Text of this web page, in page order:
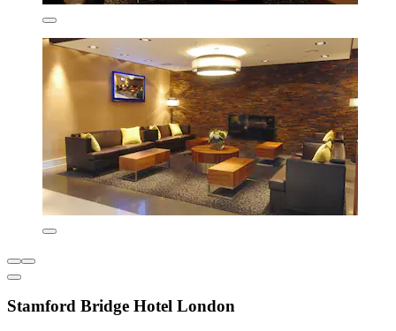
Stamford Bridge Hotel London